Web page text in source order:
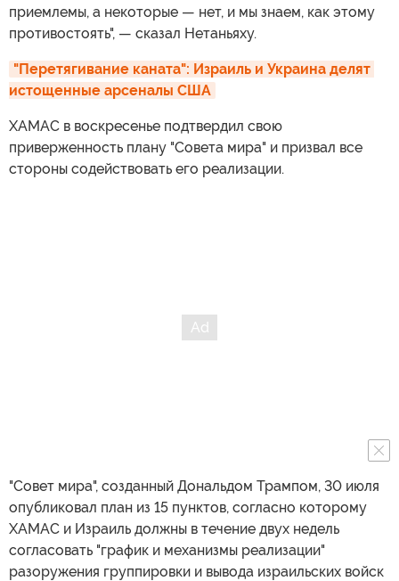
приемлемы, а некоторые — нет, и мы знаем, как этому
противостоять", — сказал Нетаньяху.
"Перетягивание каната": Израиль и Украина делят
истощенные арсеналы США
ХАМАС в воскресенье подтвердил свою
приверженность плану "Совета мира" и призвал все
стороны содействовать его реализации.
"Совет мира", созданный Дональдом Трампом, 30 июля
опубликовал план из 15 пунктов, согласно которому
ХАМАС и Израиль должны в течение двух недель
согласовать "график и механизмы реализации"
разоружения группировки и вывода израильских войск